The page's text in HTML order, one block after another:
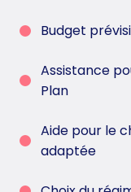
Budget
Assistance
Plan
Aide pour le
adaptée